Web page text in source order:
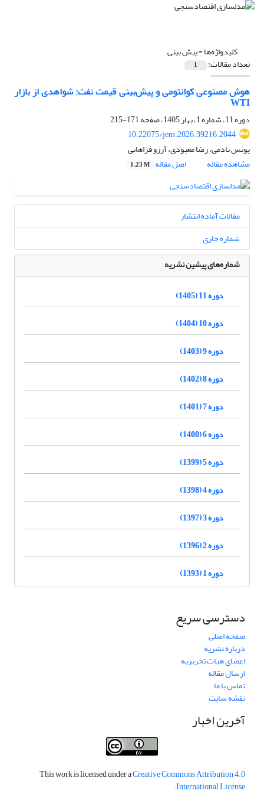
کلیدواژه‌ها =پیش ‏بینی
تعداد مقالات: 1
هوش مصنوعی کوانتومی و پیش‌بینی قیمت نفت: شواهدی از بازار
WTI
دوره 11، شماره 1، بهار 1405، صفحه
171-215
10.22075/jem.2026.39216.2044
یونس نادمی، رضا معبودی، آرزو فراهانی
مشاهده مقاله
اصل مقاله 1.23 M
مقالات آماده انتشار
شماره جاری
شماره‌های پیشین نشریه
دوره 11 (1405)
دوره 10 (1404)
دوره 9 (1403)
دوره 8 (1402)
دوره 7 (1401)
دوره 6 (1400)
دوره 5 (1399)
دوره 4 (1398)
دوره 3 (1397)
دوره 2 (1396)
دوره 1 (1393)
دسترسی سریع
صفحه اصلی
درباره نشریه
اعضای هیات تحریریه
ارسال مقاله
تماس با ما
نقشه سایت
آخرین اخبار
This work is licensed under aCreative Commons Attribution 4.0
International License
.